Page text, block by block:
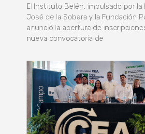
El Instituto Belén, impulsado por la
José de la Sobera y la Fundación
anunció la apertura de
nueva convocatoria de